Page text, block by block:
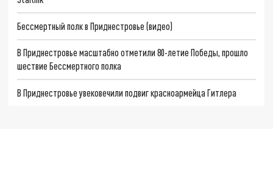
Бессмертный полк в Приднестровье (видео)
В Приднестровье масштабно отметили 80-летие Победы, прошло
шествие Бессмертного полка
В Приднестровье увековечили подвиг красноармейца Гитлера